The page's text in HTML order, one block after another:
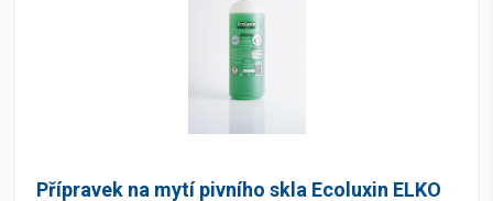
Přípravek na mytí pivního skla Ecoluxin ELKO